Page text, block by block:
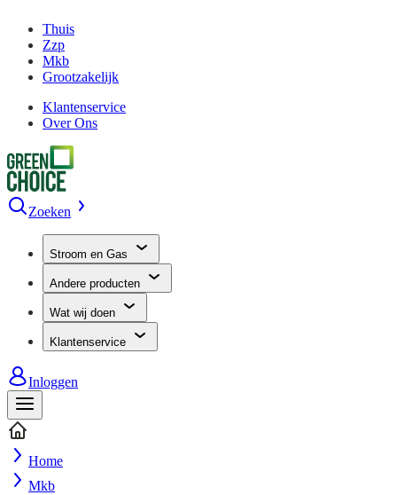
Thuis
Zzp
Mkb
Grootzakelijk
Klantenservice
Over Ons
Zoeken
Stroom en Gas
Andere producten
Wat wij doen
Klantenservice
Inloggen
Home
Mkb